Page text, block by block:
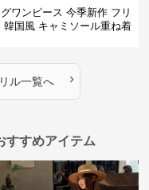
ワンピース 今季新作 フリ
韓国風 キャミソール重ね着
ル一覧へ ›
すすめアイテム